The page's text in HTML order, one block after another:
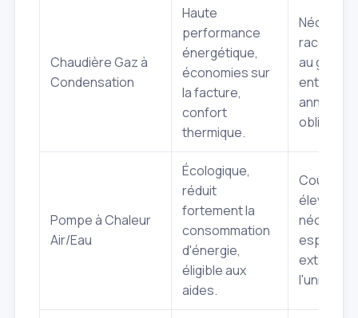
Chaudière Gaz à
Condensation
Haute
performance
énergétique,
économies sur
la facture,
confort
thermique.
au gaz de
entretien
annuel
Pompe à Chaleur
Air/Eau
Écologique,
réduit
fortement la
consommation
d'énergie,
éligible aux
aides.
Coût
élevé,
espace
extérieur
l'unité.